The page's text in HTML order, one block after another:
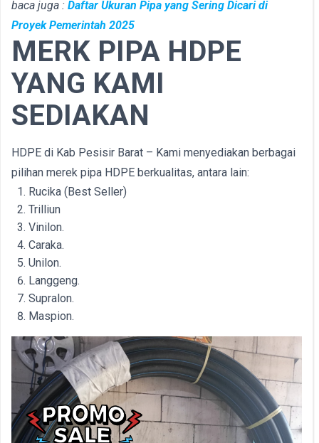
baca juga : Daftar Ukuran Pipa yang Sering Dicari di
Proyek Pemerintah 2025
MERK PIPA HDPE
YANG KAMI
SEDIAKAN
HDPE di Kab Pesisir Barat – Kami menyediakan berbagai
pilihan merek pipa HDPE berkualitas, antara lain:
Rucika (Best Seller)
Trilliun
Vinilon.
Caraka.
Unilon.
Langgeng.
Supralon.
Maspion.